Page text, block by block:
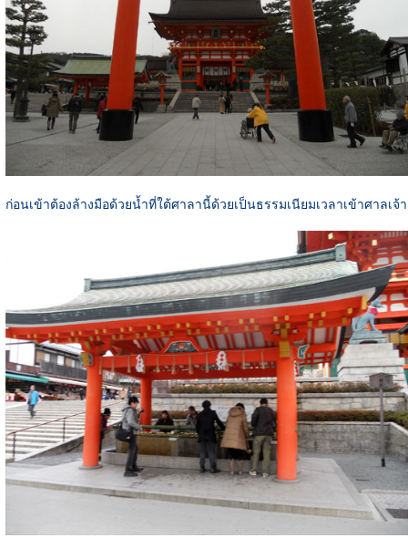
ก่อนเข้าต้องล้างมือด้วยน้ำที่ใต้ศาลานี้ด้วยเป็นธรรมเนียมเวลาเข้าศาลเจ้า